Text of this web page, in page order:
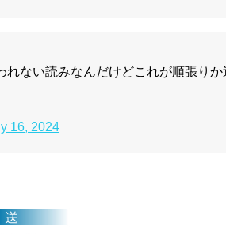
れない読みなんだけどこれが順張り
16, 2024